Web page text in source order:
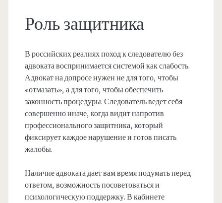
Роль защитника
В российских реалиях поход к следователю без
адвоката воспринимается системой как слабость.
Адвокат на допросе нужен не для того, чтобы
«отмазать», а для того, чтобы обеспечить
законность процедуры. Следователь ведет себя
совершенно иначе, когда видит напротив
профессионального защитника, который
фиксирует каждое нарушение и готов писать
жалобы.
Наличие адвоката дает вам время подумать перед
ответом, возможность посоветоваться и
психологическую поддержку. В кабинете